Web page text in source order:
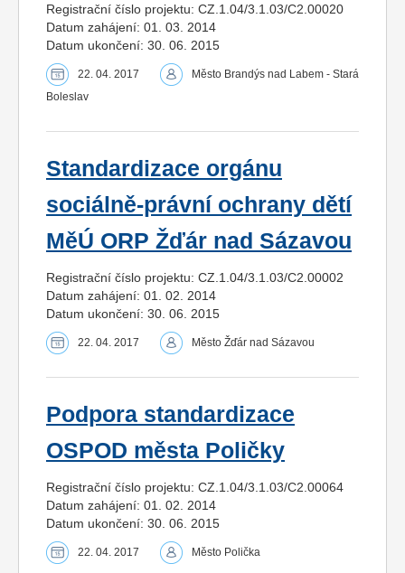
Registrační číslo projektu: CZ.1.04/3.1.03/C2.00020
Datum zahájení: 01. 03. 2014
Datum ukončení: 30. 06. 2015
22. 04. 2017
Město Brandýs nad Labem - Stará
Boleslav
Standardizace orgánu
sociálně-právní ochrany dětí
MěÚ ORP Žďár nad Sázavou
Registrační číslo projektu: CZ.1.04/3.1.03/C2.00002
Datum zahájení: 01. 02. 2014
Datum ukončení: 30. 06. 2015
22. 04. 2017 Město Žďár nad Sázavou
Podpora standardizace
OSPOD města Poličky
Registrační číslo projektu: CZ.1.04/3.1.03/C2.00064
Datum zahájení: 01. 02. 2014
Datum ukončení: 30. 06. 2015
22. 04. 2017 Město Polička